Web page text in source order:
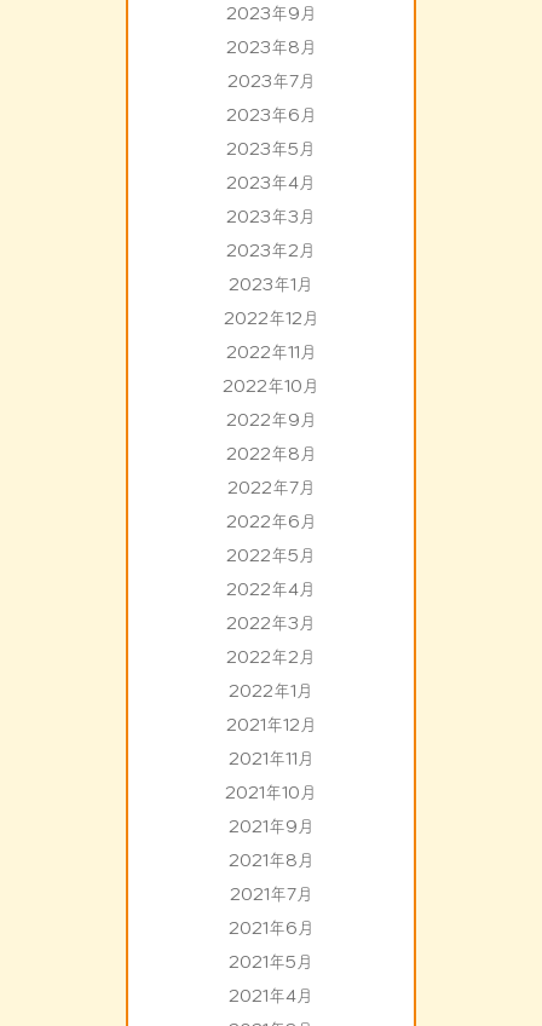
2023年9月
2023年8月
2023年7月
2023年6月
2023年5月
2023年4月
2023年3月
2023年2月
2023年1月
2022年12月
2022年11月
2022年10月
2022年9月
2022年8月
2022年7月
2022年6月
2022年5月
2022年4月
2022年3月
2022年2月
2022年1月
2021年12月
2021年11月
2021年10月
2021年9月
2021年8月
2021年7月
2021年6月
2021年5月
2021年4月